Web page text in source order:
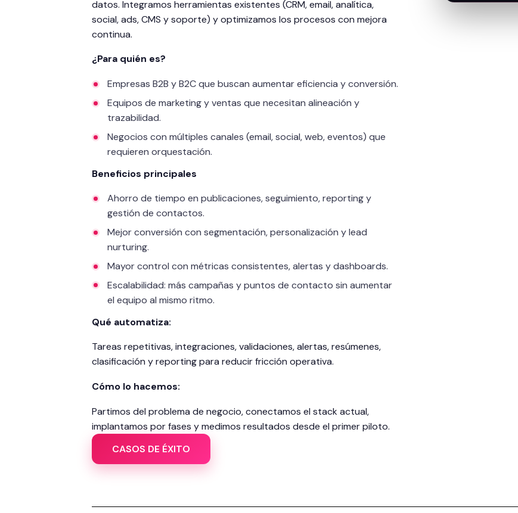
datos. Integramos herramientas existentes (CRM, email, analítica,
social, ads, CMS y soporte) y optimizamos los procesos con mejora
continua.
¿Para quién es?
Empresas B2B y B2C que buscan aumentar eficiencia y conversión.
Equipos de marketing y ventas que necesitan alineación y
trazabilidad.
Negocios con múltiples canales (email, social, web, eventos) que
requieren orquestación.
Beneficios principales
Ahorro de tiempo en publicaciones, seguimiento, reporting y
gestión de contactos.
Mejor conversión con segmentación, personalización y lead
nurturing.
Mayor control con métricas consistentes, alertas y dashboards.
Escalabilidad: más campañas y puntos de contacto sin aumentar
el equipo al mismo ritmo.
Qué automatiza:
Tareas repetitivas, integraciones, validaciones, alertas, resúmenes,
clasificación y reporting para reducir fricción operativa.
Cómo lo hacemos:
Partimos del problema de negocio, conectamos el stack actual,
implantamos por fases y medimos resultados desde el primer piloto.
CASOS DE ÉXITO